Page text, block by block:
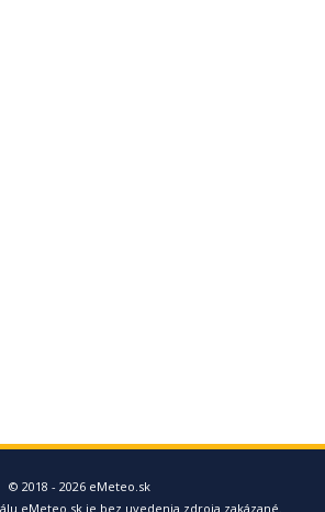
© 2018 - 2026 eMeteo.sk
eMeteo.sk je bez uvedenia zdroja zakázané.